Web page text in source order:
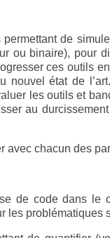
de
ou binaire), pour
ces outils
nouvel état de
les outils et
au
avec chacun des
de code dans
les problématiques